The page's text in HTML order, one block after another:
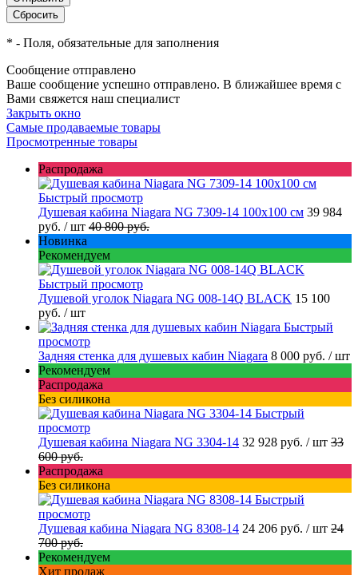
* - Поля, обязательные для заполнения
Сообщение отправлено
Ваше сообщение успешно отправлено. В ближайшее время с
Вами свяжется наш специалист
Закрыть окно
Самые продаваемые товары
Просмотренные товары
Распродажа
Быстрый просмотр
Душевая кабина Niagara NG 7309-14 100x100 см 39 984
руб. / шт 40 800 руб.
Новинка
Рекомендуем
Быстрый просмотр
Душевой уголок Niagara NG 008-14Q BLACK 15 100
руб. / шт
Быстрый
просмотр
Задняя стенка для душевых кабин Niagara 8 000 руб. / шт
Рекомендуем
Распродажа
Без силикона
Быстрый
просмотр
Душевая кабина Niagara NG 3304-14 32 928 руб. / шт 33
600 руб.
Распродажа
Без силикона
Быстрый
просмотр
Душевая кабина Niagara NG 8308-14 24 206 руб. / шт 24
700 руб.
Рекомендуем
Хит продаж